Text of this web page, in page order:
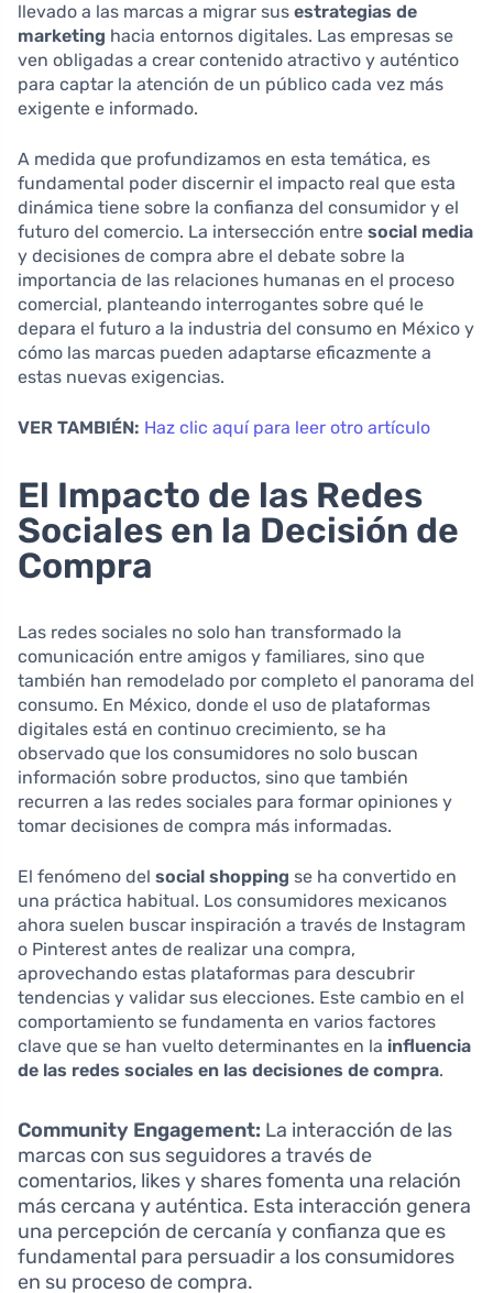
llevado a las marcas a migrar sus estrategias de
marketing hacia entornos digitales. Las empresas se
ven obligadas a crear contenido atractivo y auténtico
para captar la atención de un público cada vez más
exigente e informado.
A medida que profundizamos en esta temática, es
fundamental poder discernir el impacto real que esta
dinámica tiene sobre la confianza del consumidor y el
futuro del comercio. La intersección entre social media
y decisiones de compra abre el debate sobre la
importancia de las relaciones humanas en el proceso
comercial, planteando interrogantes sobre qué le
depara el futuro a la industria del consumo en México y
cómo las marcas pueden adaptarse eficazmente a
estas nuevas exigencias.
VER TAMBIÉN: Haz clic aquí para leer otro artículo
El Impacto de las Redes
Sociales en la Decisión de
Compra
Las redes sociales no solo han transformado la
comunicación entre amigos y familiares, sino que
también han remodelado por completo el panorama del
consumo. En México, donde el uso de plataformas
digitales está en continuo crecimiento, se ha
observado que los consumidores no solo buscan
información sobre productos, sino que también
recurren a las redes sociales para formar opiniones y
tomar decisiones de compra más informadas.
El fenómeno del social shopping se ha convertido en
una práctica habitual. Los consumidores mexicanos
ahora suelen buscar inspiración a través de Instagram
o Pinterest antes de realizar una compra,
aprovechando estas plataformas para descubrir
tendencias y validar sus elecciones. Este cambio en el
comportamiento se fundamenta en varios factores
clave que se han vuelto determinantes en la influencia
de las redes sociales en las decisiones de compra.
Community Engagement: La interacción de las
marcas con sus seguidores a través de
comentarios, likes y shares fomenta una relación
más cercana y auténtica. Esta interacción genera
una percepción de cercanía y confianza que es
fundamental para persuadir a los consumidores
en su proceso de compra.